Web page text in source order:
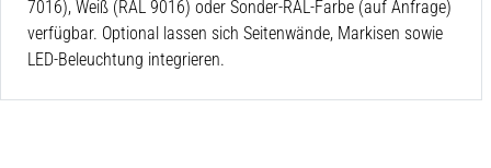
7016), Weiß (RAL 9016) oder Sonder-RAL-Farbe (auf Anfrage)
verfügbar. Optional lassen sich Seitenwände, Markisen sowie
LED-Beleuchtung integrieren.